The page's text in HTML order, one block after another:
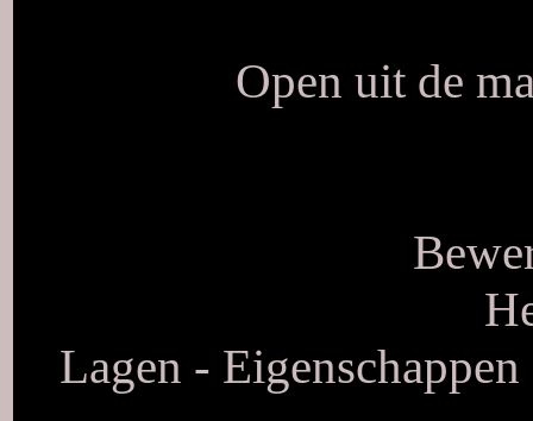
Open uit de
Lagen -